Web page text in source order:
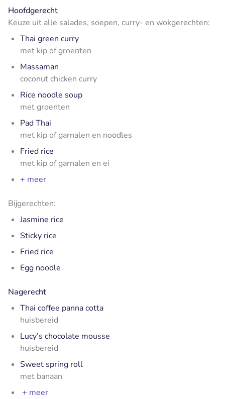
Hoofdgerecht
Keuze uit alle salades, soepen, curry- en wokgerechten:
Thai green curry
met kip of groenten
Massaman
coconut chicken curry
Rice noodle soup
met groenten
Pad Thai
met kip of garnalen en noodles
Fried rice
met kip of garnalen en ei
+ meer
Bijgerechten:
Jasmine rice
Sticky rice
Fried rice
Egg noodle
Nagerecht
Thai coffee panna cotta
huisbereid
Lucy’s chocolate mousse
huisbereid
Sweet spring roll
met banaan
+ meer